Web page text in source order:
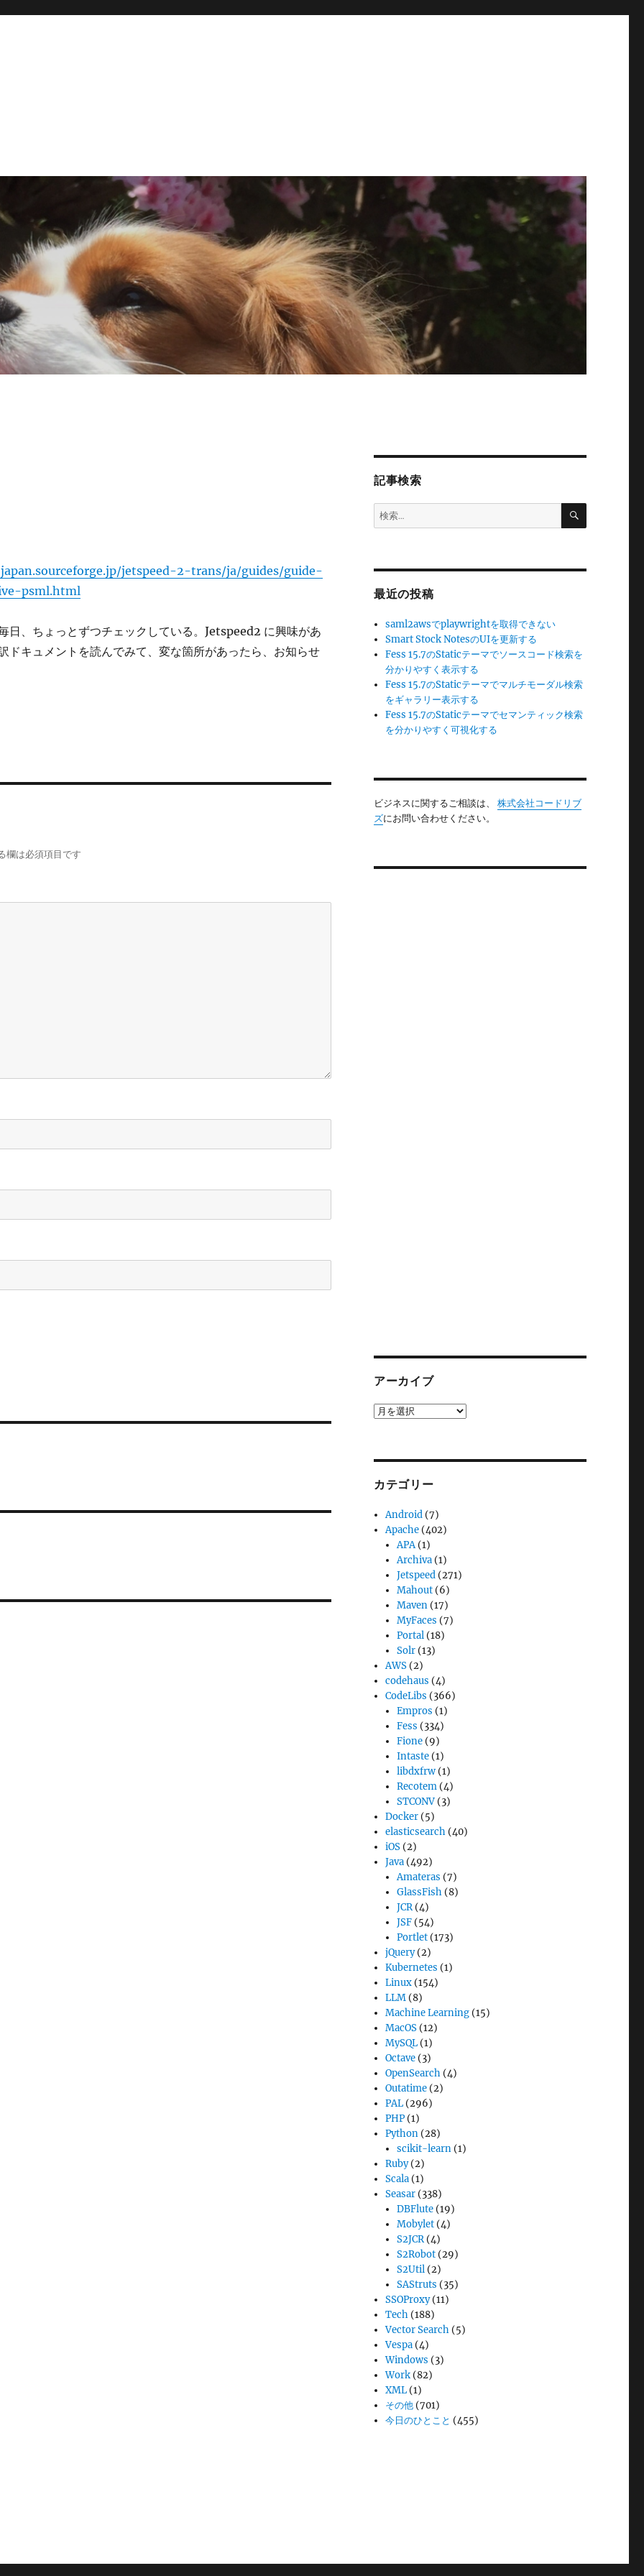
jetspeed-2-trans/ja/guides/guide-
psml.html
日、ちょっとずつチェックしている。Jetspeed2 に興味があ
ドキュメントを読んでみて、変な箇所があったら、お知らせ
欄は必須項目です
記事検索
検
索:
検
最近の投稿
saml2awsでplaywrightを取得できない
Smart Stock NotesのUIを更新する
Fess 15.7のStaticテーマでソースコード検索を
分かりやすく表示する
Fess 15.7のStaticテーマでマルチモーダル検索
をギャラリー表示する
Fess 15.7のStaticテーマでセマンティック検索
を分かりやすく可視化する
ビジネスに関するご相談は、 株式会社コードリブ
ズにお問い合わせください。
アーカイブ
ア
カテゴリー
Android (7)
Apache (402)
APA(1)
Archiva (1)
Jetspeed (271)
Mahout (6)
Maven (17)
MyFaces (7)
Portal (18)
Solr (13)
AWS (2)
codehaus (4)
CodeLibs (366)
Empros (1)
Fess (334)
Fione (9)
Intaste (1)
libdxfrw (1)
Recotem (4)
STCONV (3)
Docker (5)
elasticsearch (40)
iOS (2)
Java (492)
Amateras (7)
GlassFish (8)
JCR(4)
JSF (54)
Portlet (173)
jQuery(2)
Kubernetes (1)
Linux (154)
LLM (8)
Machine Learning (15)
MacOS (12)
MySQL (1)
Octave (3)
OpenSearch (4)
Outatime (2)
PAL (296)
PHP (1)
Python (28)
scikit-learn (1)
Ruby(2)
Scala (1)
Seasar (338)
DBFlute (19)
Mobylet (4)
S2JCR(4)
S2Robot (29)
S2Util (2)
SAStruts (35)
SSOProxy(11)
Tech (188)
Vector Search (5)
Vespa (4)
Windows (3)
Work (82)
XML (1)
その他 (701)
今日のひとこと (455)